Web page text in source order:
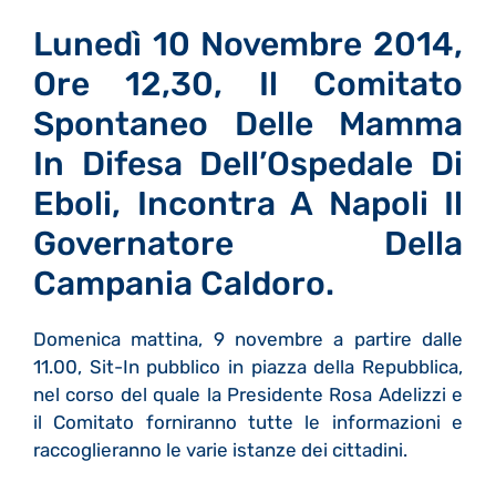
Lunedì 10 Novembre 2014,
Ore 12,30, Il Comitato
Spontaneo Delle Mamma
In Difesa Dell’Ospedale Di
Eboli, Incontra A Napoli Il
Governatore Della
Campania Caldoro.
Domenica mattina, 9 novembre a partire dalle
11.00, Sit-In pubblico in piazza della Repubblica,
nel corso del quale la Presidente Rosa Adelizzi e
il Comitato forniranno tutte le informazioni e
raccoglieranno le varie istanze dei cittadini.